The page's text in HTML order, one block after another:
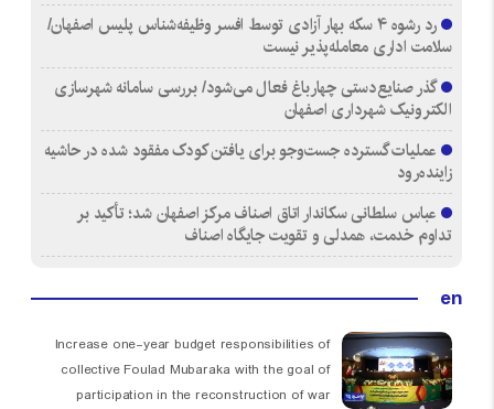
رد رشوه ۴ سکه بهار آزادی توسط افسر وظیفه‌شناس پلیس اصفهان/
سلامت اداری معامله‌پذیر نیست
گذر صنایع‌دستی چهارباغ فعال می‌شود/ بررسی سامانه شهرسازی
الکترونیک شهرداری اصفهان
عملیات گسترده جست‌وجو برای یافتن کودک مفقود شده در حاشیه
زاینده‌رود
عباس سلطانی سکاندار اتاق اصناف مرکز اصفهان شد؛ تأکید بر
تداوم خدمت، همدلی و تقویت جایگاه اصناف
en
Increase one-year budget responsibilities of
collective Foulad Mubaraka with the goal of
participation in the reconstruction of war